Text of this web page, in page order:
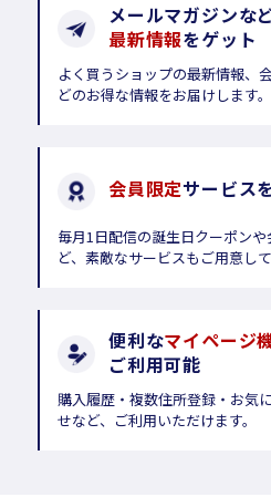
メールマガジンな
最新情報をゲット
よく買うショップの最新情報、
どのお得な情報をお届けします。
会員限定サービス
毎月1日配信の誕生日クーポン
ど、素敵なサービスもご用意して
便利なマイページ
ご利用可能
購入履歴・複数住所登録・お気
せなど、ご利用いただけます。